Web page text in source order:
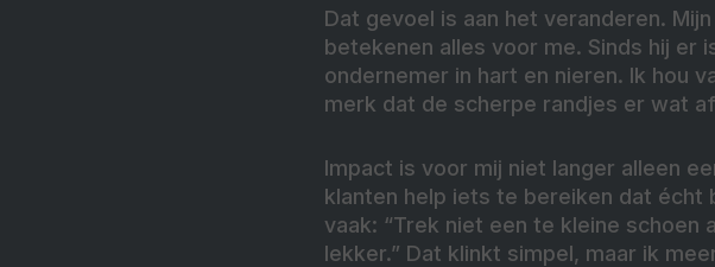
Dat gevoel is aan het veranderen.
betekenen alles voor me. Sinds hij er
ondernemer in hart en nieren. Ik hou
merk dat de scherpe randjes er wat
Impact is voor mij niet langer alleen
klanten help iets te bereiken dat écht
vaak: “Trek niet een te kleine
lekker.” Dat klinkt simpel, maar ik